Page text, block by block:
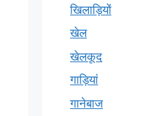
खिलाड़ियों
खेल
खेलकूद
गाड़ियां
गानेबाज